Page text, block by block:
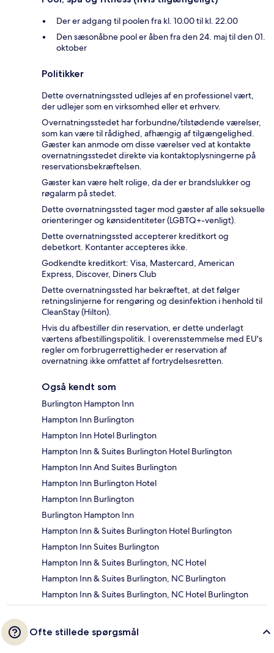
Der er adgang til poolen fra kl. 10.00 til kl. 22.00
Den sæsonåbne pool er åben fra den 24. maj til den 01.
oktober
Politikker
Dette overnatningssted udlejes af en professionel vært,
der udlejer som en virksomhed eller et erhverv.
Overnatningsstedet har forbundne/tilstødende værelser,
som kan være til rådighed, afhængig af tilgængelighed.
Gæster kan anmode om disse værelser ved at kontakte
overnatningsstedet direkte via kontaktoplysningerne på
reservationsbekræftelsen.
Gæster kan være helt rolige, da der er brandslukker og
røgalarm på stedet.
Dette overnatningssted tager mod gæster af alle seksuelle
orienteringer og kønsidentiteter (LGBTQ+-venligt).
Dette overnatningssted accepterer kreditkort og
debetkort. Kontanter accepteres ikke.
Godkendte kreditkort: Visa, Mastercard, American
Express, Discover, Diners Club
Dette overnatningssted har bekræftet, at det følger
retningslinjerne for rengøring og desinfektion i henhold til
CleanStay (Hilton).
Hvis du afbestiller din reservation, er dette underlagt
værtens afbestillingspolitik. I overensstemmelse med EU's
regler om forbrugerrettigheder er reservation af
overnatning ikke omfattet af fortrydelsesretten.
Også kendt som
Burlington Hampton Inn
Hampton Inn Burlington
Hampton Inn Hotel Burlington
Hampton Inn & Suites Burlington Hotel Burlington
Hampton Inn And Suites Burlington
Hampton Inn Burlington Hotel
Hampton Inn Burlington
Burlington Hampton Inn
Hampton Inn & Suites Burlington Hotel Burlington
Hampton Inn Suites Burlington
Hampton Inn & Suites Burlington, NC Hotel
Hampton Inn & Suites Burlington, NC Burlington
Hampton Inn & Suites Burlington, NC Hotel Burlington
Ofte stillede spørgsmål